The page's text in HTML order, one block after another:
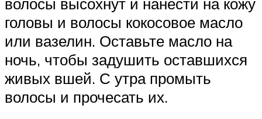
головы и волосы кокосовое масло
или вазелин. Оставьте масло на
ночь, чтобы задушить оставшихся
живых вшей. С утра промыть
волосы и прочесать их.